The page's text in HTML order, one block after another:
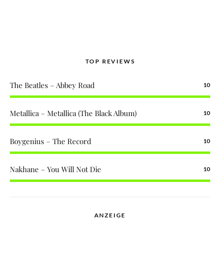
TOP REVIEWS
The Beatles – Abbey Road 10
Metallica – Metallica (The Black Album) 10
Boygenius – The Record 10
Nakhane – You Will Not Die 10
ANZEIGE